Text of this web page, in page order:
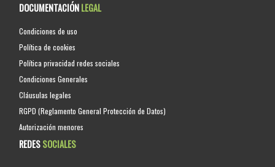
DOCUMENTACIÓNLEGAL
Condiciones de uso
Política de cookies
Política privacidad redes sociales
Condiciones Generales
Cláusulas legales
RGPD (Reglamento General Protección de Datos)
Autorización menores
REDESSOCIALES